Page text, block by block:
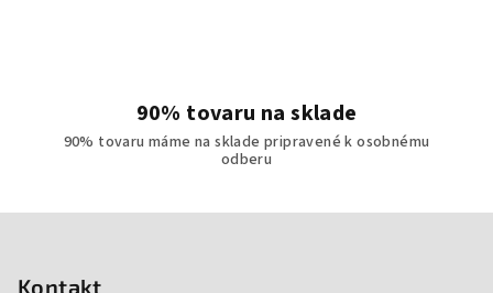
90% tovaru na sklade
90% tovaru máme na sklade pripravené k osobnému
odberu
Kontakt